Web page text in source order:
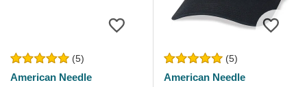
(5)
American Needle
(5)
American Needle